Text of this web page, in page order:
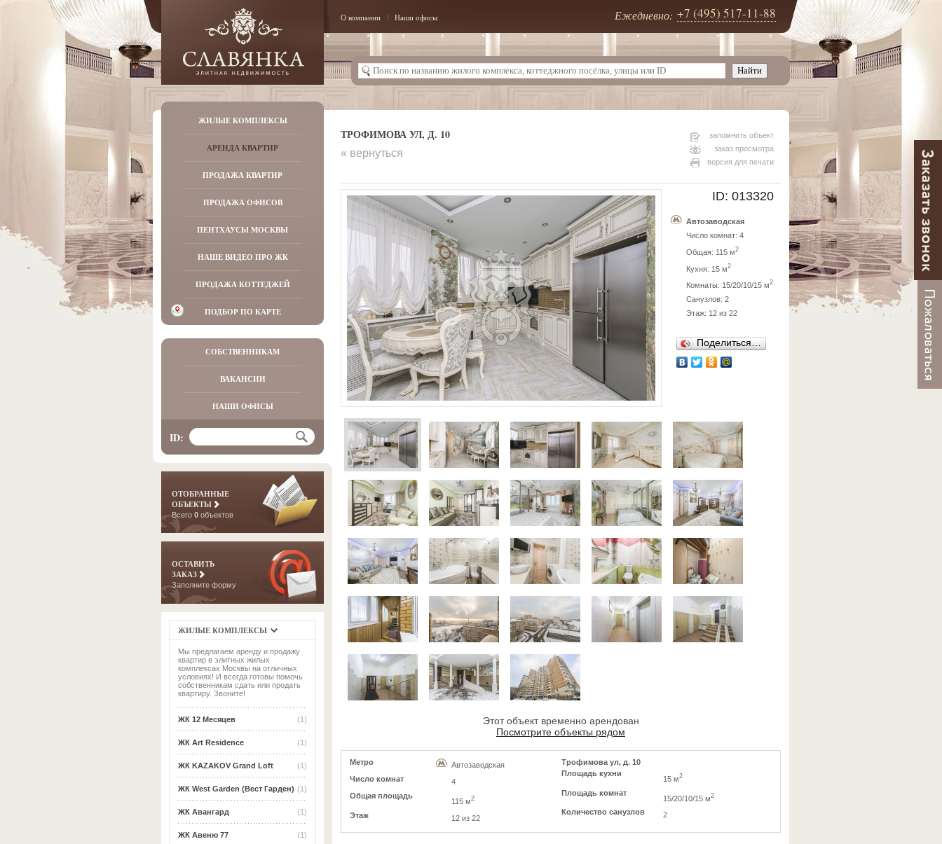
О компании Наши офисы Ежедневно: +7 (495) 517-11-88
ЖИЛЫЕ КОМПЛЕКСЫ
АРЕНДА КВАРТИР
ПРОДАЖА КВАРТИР
ПРОДАЖА ОФИСОВ
ПЕНТХАУСЫ МОСКВЫ
НАШЕ ВИДЕО ПРО ЖК
ПРОДАЖА КОТТЕДЖЕЙ
ПОДБОР ПО КАРТЕ
СОБСТВЕННИКАМ
ВАКАНСИИ
НАШИ ОФИСЫ
ID:
ОТОБРАННЫЕ
ОБЪЕКТЫ
Всего 0 объектов
ОСТАВИТЬ
ЗАКАЗ
Заполните форму
ЖИЛЫЕ КОМПЛЕКСЫ
Мы предлагаем аренду и продажу
квартир в элитных жилых
комплексах Москвы на отличных
условиях! И всегда готовы помочь
собственникам сдать или продать
квартиру. Звоните!
(1)
ЖК 12 Месяцев
(1)
ЖК Art Residence
(1)
ЖК KAZAKOV Grand Loft
(1)
ЖК West Garden (Вест Гарден)
(1)
ЖК Авангард
(1)
ЖК Авеню 77
ТРОФИМОВА УЛ, Д. 10
запомнить объект
заказ просмотра
версия для печати
« вернуться
ID: 013320
Автозаводская
Число комнат: 4
Общая: 115 м2
Кухня: 15 м2
Комнаты: 15/20/10/15 м2
Санузлов: 2
Этаж: 12 из 22
Поделиться…
Этот объект временно арендован
Посмотрите объекты рядом
Метро
Автозаводская
Число комнат
4
Общая площадь
115 м2
Этаж 12 из 22
Трофимова ул, д. 10
Площадь кухни
15 м2
Площадь комнат
15/20/10/15 м2
Количество санузлов 2